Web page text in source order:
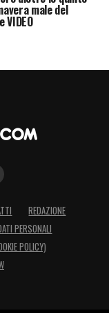
male del
VIDEO
REDAZIONE
PERSONALI
POLICY)